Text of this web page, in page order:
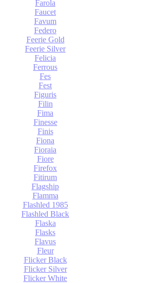
Farola
Faucet
Favum
Federo
Feerie Gold
Feerie Silver
Felicia
Ferrous
Fes
Fest
Figuris
Filin
Fima
Finesse
Finis
Fiona
Fioraia
Fiore
Firefox
Fitirum
Flagship
Flamma
Flashled 1985
Flashled Black
Flaska
Flasks
Flavus
Fleur
Flicker Black
Flicker Silver
Flicker White